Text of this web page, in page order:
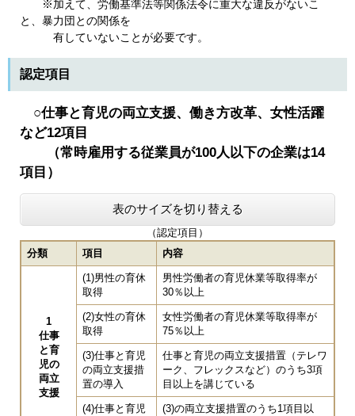
​ ※加えて、労働基準法等関係法令に重大な違反がないこ
と、暴力団との関係を
有していないことが必要です。
認定項目
○仕事と育児の両立支援、働き方改革、女性活躍
など12項目
（常時雇用する従業員が100人以下の企業は14
項目）
表のサイズを切り替える
（認定項目）
分類
項目 内容
​1
仕事
と育
児の
両立
支援
(1)男性の育休
取得
男性労働者の育児休業等取得率が
30％以上
(2)女性の育休
取得
女性労働者の育児休業等取得率が
75％以上
(3)仕事と育児
の両立支援措
置の導入
仕事と育児の両立支援措置（テレワ
ーク、フレックスなど）のうち3項
目以上を講じている
(4)仕事と育児
(3)の両立支援措置のうち1項目以